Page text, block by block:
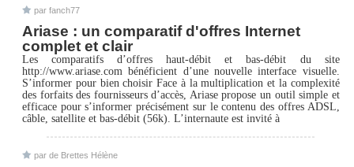
par fanch77
Ariase : un comparatif d'offres Internet
complet et clair
Les comparatifs d’offres haut-débit et bas-débit du site
http://www.ariase.com bénéficient d’une nouvelle interface visuelle.
S’informer pour bien choisir Face à la multiplication et la complexité
des forfaits des fournisseurs d’accès, Ariase propose un outil simple et
efficace pour s’informer précisément sur le contenu des offres ADSL,
câble, satellite et bas-débit (56k). L’internaute est invité à
par de Brettes Hélène